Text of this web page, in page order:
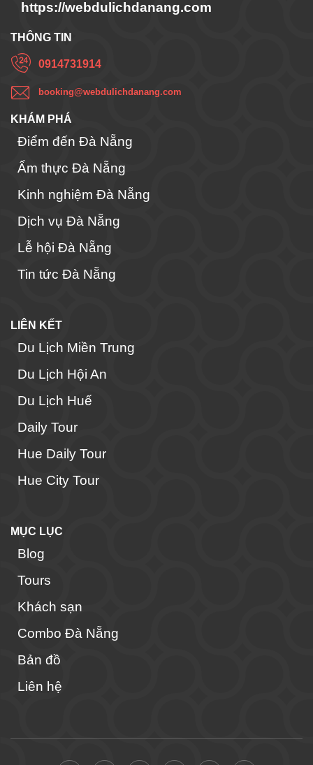
https://webdulichdanang.com
THÔNG TIN
0914731914
booking@webdulichdanang.com
KHÁM PHÁ
Điểm đến Đà Nẵng
Ẩm thực Đà Nẵng
Kinh nghiệm Đà Nẵng
Dịch vụ Đà Nẵng
Lễ hội Đà Nẵng
Tin tức Đà Nẵng
LIÊN KẾT
Du Lịch Miền Trung
Du Lịch Hội An
Du Lịch Huế
Daily Tour
Hue Daily Tour
Hue City Tour
MỤC LỤC
Blog
Tours
Khách sạn
Combo Đà Nẵng
Bản đồ
Liên hệ